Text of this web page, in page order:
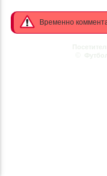
Временно